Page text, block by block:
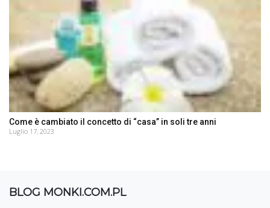
Come è cambiato il concetto di “casa” in soli tre anni
Luglio 17, 2023
BLOG MONKI.COM.PL